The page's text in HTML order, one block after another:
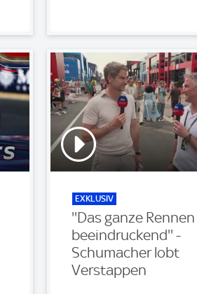
EXKLUSIV
''Das ganze
beeindruckend'' -
Schumacher lobt
Verstappen